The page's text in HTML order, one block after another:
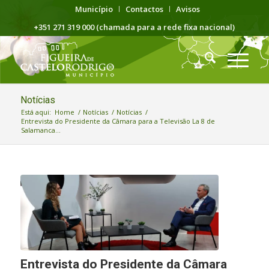
Município Contactos
Avisos
+351 271 319 000 (chamada para a rede fixa nacional)
Notícias
Está aqui: Home / Notícias / Notícias /
Entrevista do Presidente da Câmara para a Televisão La 8 de
Salamanca...
Entrevista do Presidente da Câmara